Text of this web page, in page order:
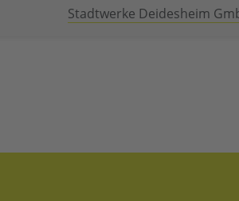
Stadtwerke Deidesheim